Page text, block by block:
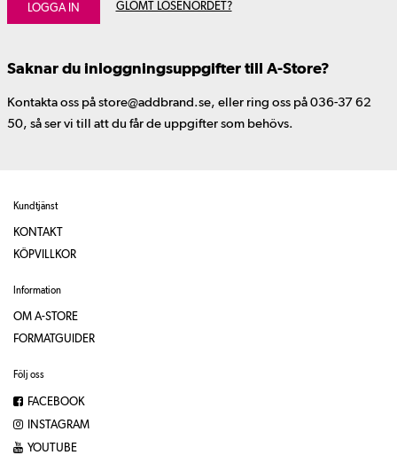
LOGGA IN GLÖMT LÖSENORDET?
Saknar du inloggningsuppgifter till A-Store?
Kontakta oss på store@addbrand.se, eller ring oss på 036-37 62
50, så ser vi till att du får de uppgifter som behövs.
Kundtjänst
KONTAKT
KÖPVILLKOR
Information
OM A-STORE
FORMATGUIDER
Följ oss
FACEBOOK
INSTAGRAM
YOUTUBE